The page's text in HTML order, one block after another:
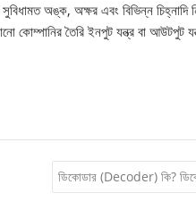
অঙ্ক, অক্ষর এবং বিভিন্ন চিহ্নাদি
তৈরি ইনপুট যন্ত্র বা আউটপুট
ডিকোডার (Decoder) কি?